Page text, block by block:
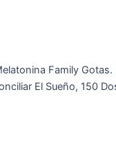
Family
El Sueño, 150